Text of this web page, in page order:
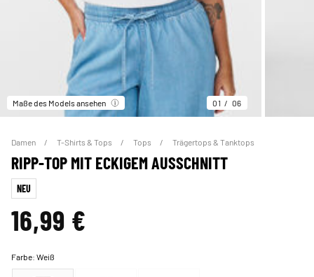
Maße des Models ansehen 01 06
Damen T-Shirts & Tops Tops Trägertops & Tanktops
RIPP-TOP MIT ECKIGEM AUSSCHNITT
NEU
16,99 €
Farbe:Weiß